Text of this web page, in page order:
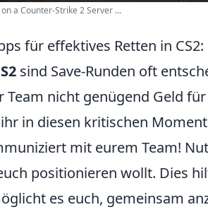
on a Counter-Strike 2 Server ...
für effektives Retten in
sind Save-Runden oft
Team nicht genügend Geld
in diesen kritischen
mit eurem Team!
positionieren wollt. Dies
es euch, gemeinsam